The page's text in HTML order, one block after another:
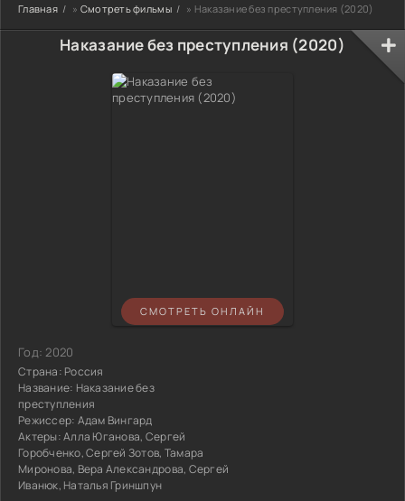
Главная » Смотреть фильмы » Наказание без преступления (2020)
Наказание без преступления (2020)
СМОТРЕТЬ ОНЛАЙН
Год:2020
Страна: Россия
Название: Наказание без
преступления
Режиссер: Адам Вингард
Актеры:Алла Юганова, Сергей
Горобченко, Сергей Зотов, Тамара
Миронова, Вера Александрова, Сергей
Иванюк, Наталья Гриншпун